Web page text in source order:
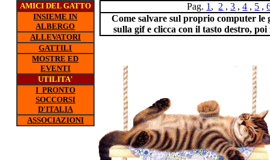
Pag. 1 , 2 ,3 ,4 , 5 ,
Come salvare sul proprio computer le
sulla gif e clicca con il tasto destro,
AMICI DEL GATTO
INSIEME IN
ALBERGO
ALLEVATORI
GATTILI
MOSTRE ED
EVENTI
UTILITA'
I PRONTO
SOCCORSI
D'ITALIA
ASSOCIAZIONI